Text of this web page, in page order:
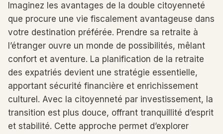
Imaginez les avantages de la double citoyenneté
que procure une vie fiscalement avantageuse dans
votre destination préférée. Prendre sa retraite à
l’étranger ouvre un monde de possibilités, mêlant
confort et aventure. La planification de la retraite
des expatriés devient une stratégie essentielle,
apportant sécurité financière et enrichissement
culturel. Avec la citoyenneté par investissement, la
transition est plus douce, offrant tranquillité d’esprit
et stabilité. Cette approche permet d’explorer